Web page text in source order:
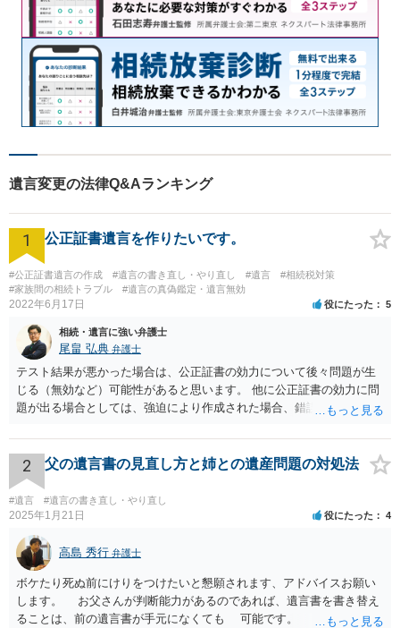
遺言変更の法律Q&Aランキング
1 公正証書遺言を作りたいです。
#公正証書遺言の作成 #遺言の書き直し・やり直し #遺言
#相続税対策
#家族間の相続トラブル
#遺言の真偽鑑定・遺言無効
2022年6月17日 役にたった 5
相続・遺言に強い弁護士
尾畠 弘典 弁護士
テスト結果が悪かった場合は、公正証書の効力について後々問題が生
じる（無効など）可能性があると思います。 他に公正証書の効力に問
題が出る場合としては、強迫により作成された場合、錯誤（勘違い）
すが、弁護士に作成を依頼する場合は、１０～数十万円程度になるケ
ースが多いと思います。 報酬体系は、弁護士ごとに異なりますので一
律の基準はありません。
2 父の遺言書の見直し方と姉との遺産問題の対処法
#遺言 #遺言の書き直し・やり直し
2025年1月21日 役にたった 4
高島 秀行 弁護士
ボケたり死ぬ前にけりをつけたいと懇願されます、アドバイスお願い
します。 お父さんが判断能力があるのであれば、遺言書を書き替え
ることは、前の遺言書が手元になくても 可能です。 将来遺言の効